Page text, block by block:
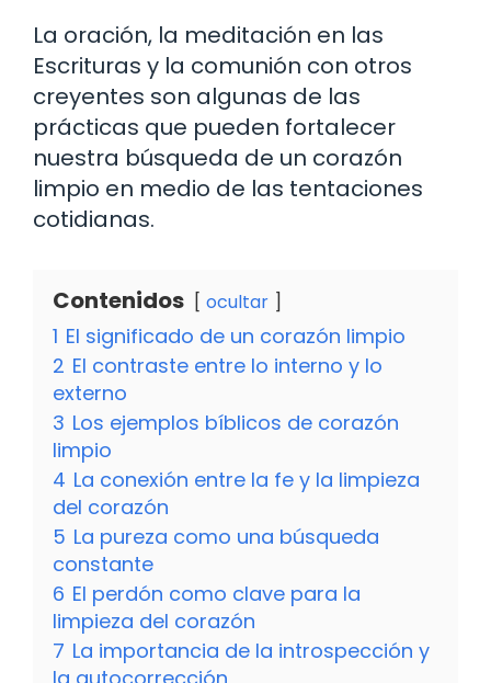
La oración, la meditación en las
Escrituras y la comunión con otros
creyentes son algunas de las
prácticas que pueden fortalecer
nuestra búsqueda de un corazón
limpio en medio de las tentaciones
cotidianas.
Contenidos ocultar
1 El significado de un corazón limpio
2 El contraste entre lo interno y lo
externo
3 Los ejemplos bíblicos de corazón
limpio
4 La conexión entre la fe y la limpieza
del corazón
5 La pureza como una búsqueda
constante
6 El perdón como clave para la
limpieza del corazón
7 La importancia de la introspección y